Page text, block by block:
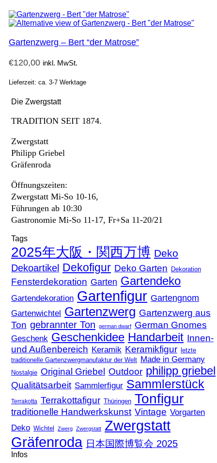
Gartenzwerg – Bert “der Matrose”
€120,00 inkl. MwSt.
Lieferzeit: ca. 3-7 Werktage
Die Zwergstatt
TRADITION SEIT 1874.
Zwergstatt
Philipp Griebel
Gräfenroda
Öffnungszeiten:
Zwergstatt Mi-So 10-16,
Führungen ab 10:30
Gastronomie Mi-So 11-17, Fr+Sa 11-20/21
Tags
2025年大阪・関西万博 Deko
Dekoartikel Dekofigur Deko Garten Dekoration
Fensterdekoration Garten Gartendeko
Gartendekoration Gartenfigur Gartengnom
Gartenwichtel Gartenzwerg Gartenzwerg aus
Ton gebrannter Ton german dwarf German Gnomes
Geschenk Geschenkidee Handarbeit Innen-
und Außenbereich Keramik Keramikfigur
letzte
traditionelle Gartenzwergmanufaktur der Welt Made in Germany
Nostalgie Original Griebel Outdoor philipp griebel
Qualitätsarbeit Sammlerfigur Sammlerstück
Terrakotta Terrakottafigur Thüringen Tonfigur
traditionelle Handwerkskunst Vintage Vorgarten
Deko Wichtel Zwerg Zwergstatt
Zwergstatt
Gräfenroda 日本国際博覧会 2025
Infos